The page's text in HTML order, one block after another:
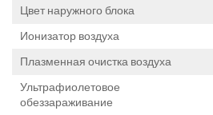
Цвет наружного блока
Ионизатор воздуха
Плазменная очистка воздуха
Ультрафиолетовое
обеззараживание